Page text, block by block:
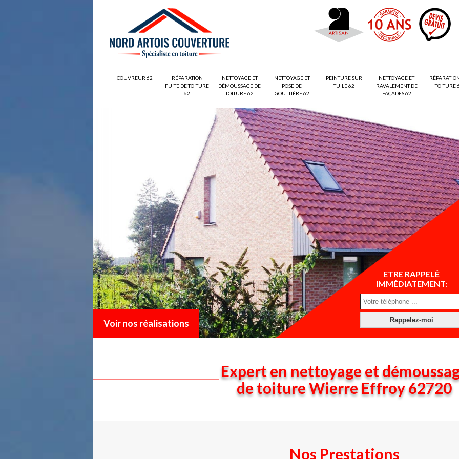
COUVREUR 62
RÉPARATION
FUITE DE TOITURE
62
NETTOYAGE ET
DÉMOUSSAGE DE
TOITURE 62
NETTOYAGE ET
POSE DE
GOUTTIÈRE 62
PEINTURE SUR
TUILE 62
NETTOYAGE ET
RAVALEMENT DE
FAÇADES 62
TOITURE
Voir nos réalisations
ETRE RAPPELÉ
IMMÉDIATEMENT:
Expert en nettoyage et
de toiture Wierre Effroy 62720
Nos Prestations